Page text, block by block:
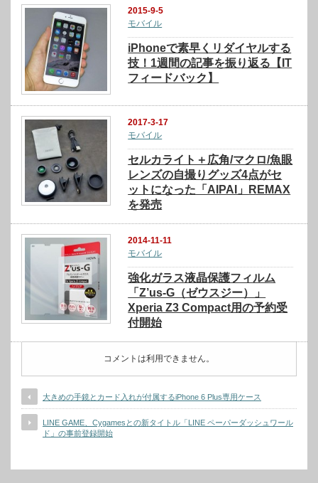
2015-9-5
モバイル
iPhoneで素早くリダイヤルする
技！1週間の記事を振り返る【IT
フィードバック】
2017-3-17
モバイル
セルカライト＋広角/マクロ/魚眼
レンズの自撮りグッズ4点がセ
ットになった「AIPAI」REMAX
を発売
2014-11-11
モバイル
強化ガラス液晶保護フィルム
「Z’us-G（ゼウスジー）」
Xperia Z3 Compact用の予約受
付開始
コメントは利用できません。
大きめの手鏡とカード入れが付属するiPhone 6 Plus専用ケース
LINE GAME、Cygamesとの新タイトル「LINE ペーパーダッシュワール
ド」の事前登録開始